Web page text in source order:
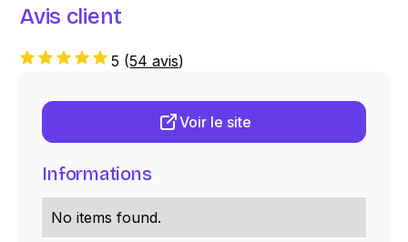
Avis client
5 (54 avis)
Voir le site
Informations
No items found.